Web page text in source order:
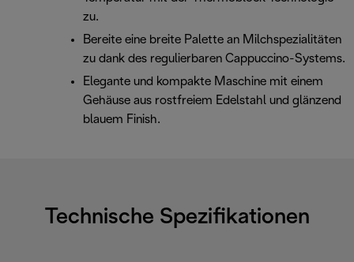
zu.
Bereite eine breite Palette an Milchspezialitäten
zu dank des regulierbaren Cappuccino-Systems.
Elegante und kompakte Maschine mit einem
Gehäuse aus rostfreiem Edelstahl und glänzend
blauem Finish.
Technische Spezifikationen